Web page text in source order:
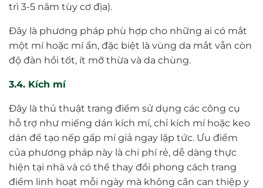
trì 3-5 năm tùy cơ địa).
Đây là phương pháp phù hợp cho những ai có mắt
một mí hoặc mí ẩn, đặc biệt là vùng da mắt vẫn còn
độ đàn hồi tốt, ít mỡ thừa và da chùng.
3.4. Kích mí
Đây là thủ thuật trang điểm sử dụng các công cụ
hỗ trợ như miếng dán kích mí, chỉ kích mí hoặc keo
dán để tạo nếp gấp mí giả ngay lập tức. Ưu điểm
của phương pháp này là chi phí rẻ, dễ dàng thực
hiện tại nhà và có thể thay đổi phong cách trang
điểm linh hoạt mỗi ngày mà không cần can thiệp y